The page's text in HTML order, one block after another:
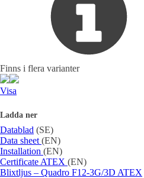
Finns i flera varianter
Visa
Ladda ner
Datablad (SE)
Data sheet (EN)
Installation (EN)
Certificate ATEX (EN)
Blixtljus – Quadro F12-3G/3D ATEX